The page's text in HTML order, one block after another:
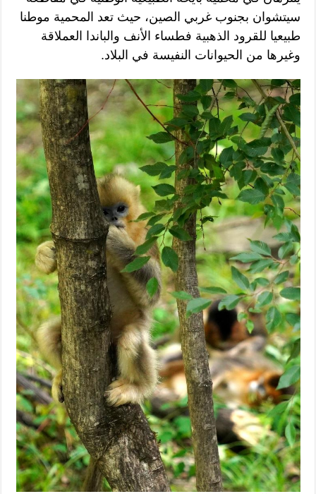
سيتشوان بجنوب غربي الصين، حيث تعد المحمية موطنا
طبيعيا للقرود الذهبية فطساء الأنف والباندا العملاقة
وغيرها من الحيوانات النفيسة في البلاد.